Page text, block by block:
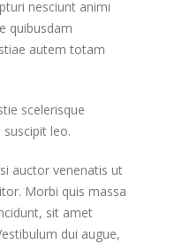
nesciunt animi
quibusdam
autem totam
scelerisque
leo.
auctor venenatis ut
Morbi quis massa
sit amet
dui augue,